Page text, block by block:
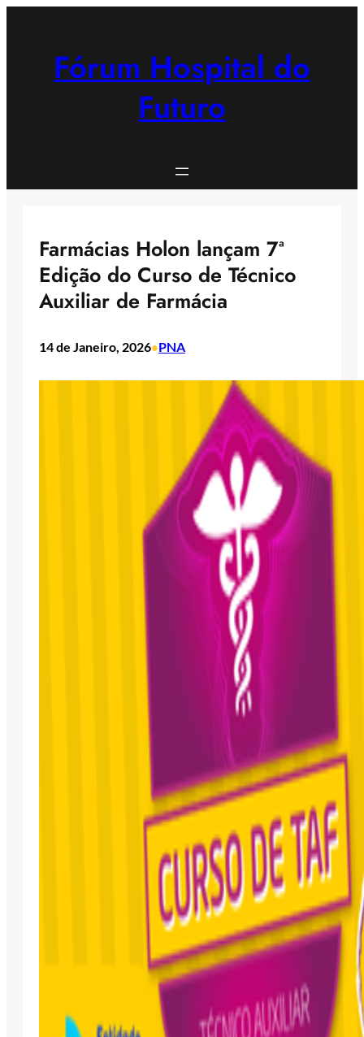
Fórum Hospital do
Futuro
Farmácias Holon lançam 7ª
Edição do Curso de Técnico
Auxiliar de Farmácia
14 de Janeiro, 2026•PNA